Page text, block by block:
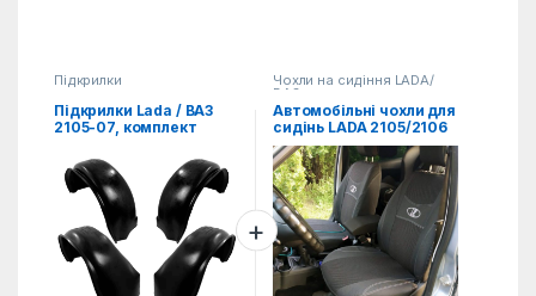
Підкрилки
Підкрилки Lada / ВАЗ
2105-07, комплект
Чохли на сидіння LADA/
ВАЗ
Автомобільні чохли для
сидінь LADA 2105/2106